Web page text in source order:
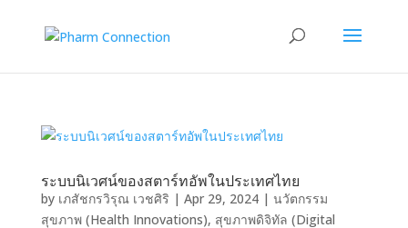
ระบบนิเวศน์ของสตาร์ทอัพในประเทศไทย
by เภสัชกรวิรุณ เวชศิริ | Apr 29, 2024| นวัตกรรม
สุขภาพ (Health Innovations), สุขภาพดิจิทัล (Digital